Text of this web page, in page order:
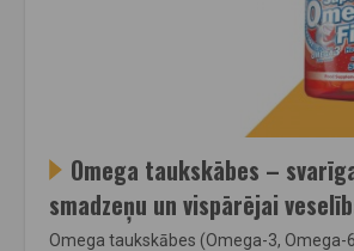
Omega taukskābes –
smadzeņu un vispārējai
Omega taukskābes (Omega-3, Omega-